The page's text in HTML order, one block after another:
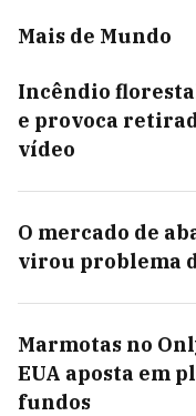
Mais de Mundo
Incêndio
e provoca
vídeo
O mercado de
virou problema
Marmotas no
EUA aposta em
fundos